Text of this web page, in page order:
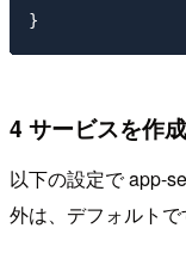
4 サービスを作成
以下の設定で app-
外は、デフォルトで